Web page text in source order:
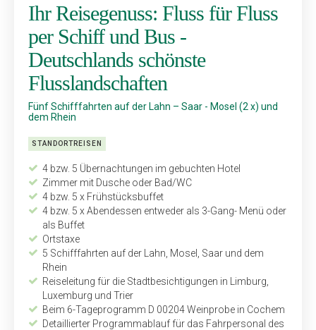
Ihr Reisegenuss: Fluss für Fluss
per Schiff und Bus -
Deutschlands schönste
Flusslandschaften
Fünf Schifffahrten auf der Lahn – Saar - Mosel (2 x) und
dem Rhein
STANDORTREISEN
4 bzw. 5 Übernachtungen im gebuchten Hotel
Zimmer mit Dusche oder Bad/WC
4 bzw. 5 x Frühstücksbuffet
4 bzw. 5 x Abendessen entweder als 3-Gang- Menü oder
als Buffet
Ortstaxe
5 Schifffahrten auf der Lahn, ­Mosel, Saar und dem
Rhein
Reiseleitung für die Stadtbesichtigungen in Limburg,
Luxemburg und Trier
Beim 6-Tageprogramm D 00204 Weinprobe in Cochem
Detaillierter Programmablauf für das Fahrpersonal des